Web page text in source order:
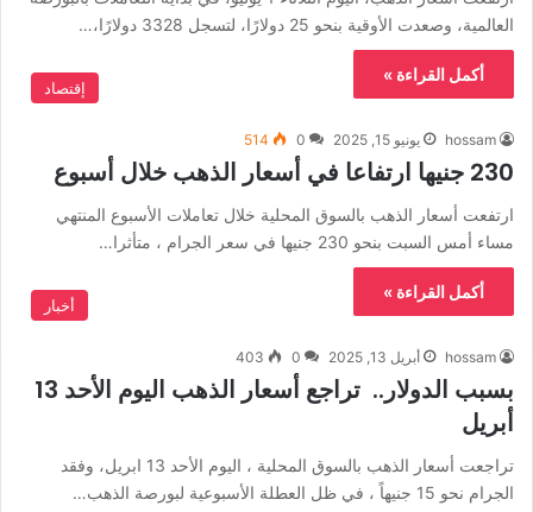
العالمية، وصعدت الأوقية بنحو 25 دولارًا، لتسجل 3328 دولارًا،…
أكمل القراءة »
إقتصاد
hossam يونيو 15, 2025 0
514
230 جنيها ارتفاعا في أسعار الذهب خلال أسبوع
ارتفعت أسعار الذهب بالسوق المحلية خلال تعاملات الأسبوع المنتهي
مساء أمس السبت بنحو 230 جنيها في سعر الجرام ، متأثرا…
أكمل القراءة »
أخبار
hossam أبريل 13, 2025 0
403
بسبب الدولار.. تراجع أسعار الذهب اليوم الأحد 13
أبريل
تراجعت أسعار الذهب بالسوق المحلية ، اليوم الأحد 13 ابريل، وفقد
الجرام نحو 15 جنيهاً ، في ظل العطلة الأسبوعية لبورصة الذهب…